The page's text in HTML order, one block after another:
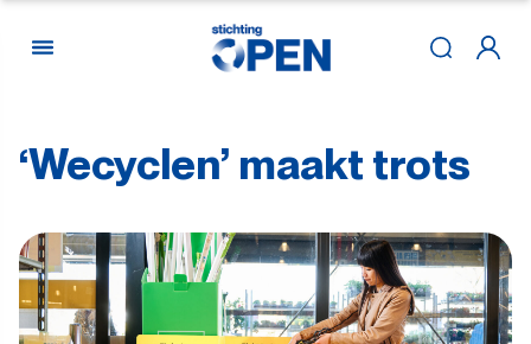
Skip to content
‘Wecyclen’ maakt trots